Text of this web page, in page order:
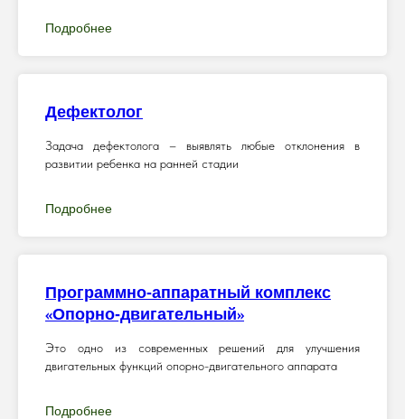
Подробнее
Дефектолог
Задача дефектолога – выявлять любые отклонения в
развитии ребенка на ранней стадии
Подробнее
Программно-аппаратный комплекс
«Опорно-двигательный»
Это одно из современных решений для улучшения
двигательных функций опорно-двигательного аппарата
Подробнее